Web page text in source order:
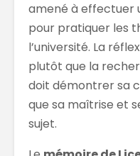
amené à effectuer
pour pratiquer les
l’université. La
plutôt que la
doit démontrer sa
que sa maîtrise et
sujet.